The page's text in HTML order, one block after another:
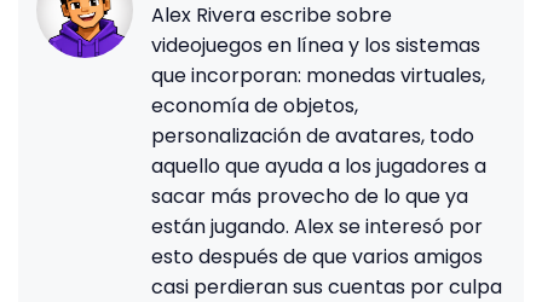
Alex Rivera escribe sobre
videojuegos en línea y los sistemas
que incorporan: monedas virtuales,
economía de objetos,
personalización de avatares, todo
aquello que ayuda a los jugadores a
sacar más provecho de lo que ya
están jugando. Alex se interesó por
esto después de que varios amigos
casi perdieran sus cuentas por culpa